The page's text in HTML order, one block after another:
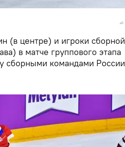
(в центре) и игроки сборной
в матче группового этапа
сборными командами России